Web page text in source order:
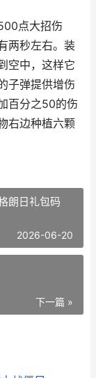
点大招伤
两秒左右。装
空中，这样它
子弹提供增伤
百分之50的伤
右边种植六颗
朗日礼包码
2026-06-20
下一篇 »